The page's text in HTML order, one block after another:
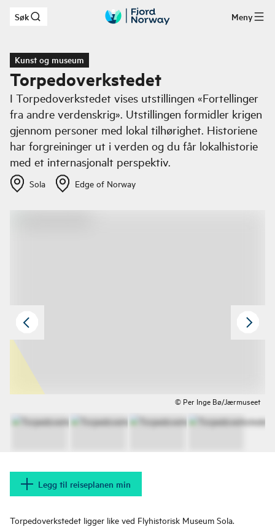
Hopp til hovedinnhold
Søk Meny
Kunst og museum
Torpedoverkstedet
I Torpedoverkstedet vises utstillingen «Fortellinger
fra andre verdenskrig». Utstillingen formidler krigen
gjennom personer med lokal tilhørighet. Historiene
har forgreininger ut i verden og du får lokalhistorie
med et internasjonalt perspektiv.
Sola Edge of Norway
© Per Inge Bø/Jærmuseet
Legg til reiseplanen min
Torpedoverkstedet ligger like ved Flyhistorisk Museum Sola.